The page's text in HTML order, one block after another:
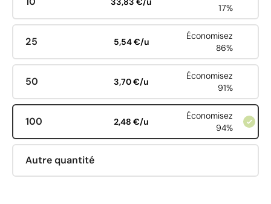
17%
25 5,54 €/u
Économisez
86%
50 3,70 €/u
Économisez
91%
100 2,48 €/u
Économisez
94%
Autre quantité